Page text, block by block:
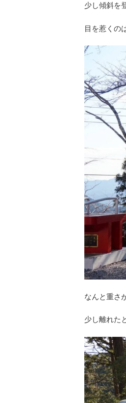
少し傾斜を
目を惹くの
なんと重さ
少し離れた